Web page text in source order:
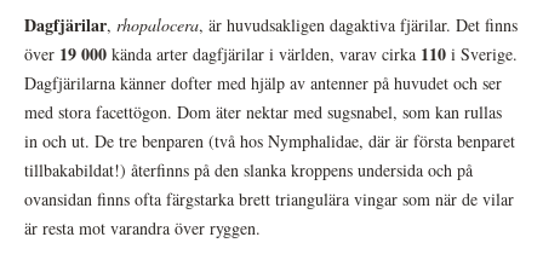
Dagfjärilar, rhopalocera, är huvudsakligen dagaktiva fjärilar. Det finns
över 19 000 kända arter dagfjärilar i världen, varav cirka 110 i Sverige.
Dagfjärilarna känner dofter med hjälp av antenner på huvudet och ser
med stora facettögon. Dom äter nektar med sugsnabel, som kan rullas
in och ut. De tre benparen (två hos Nymphalidae, där är första benparet
tillbakabildat!) återfinns på den slanka kroppens undersida och på
ovansidan finns ofta färgstarka brett triangulära vingar som när de vilar
är resta mot varandra över ryggen.